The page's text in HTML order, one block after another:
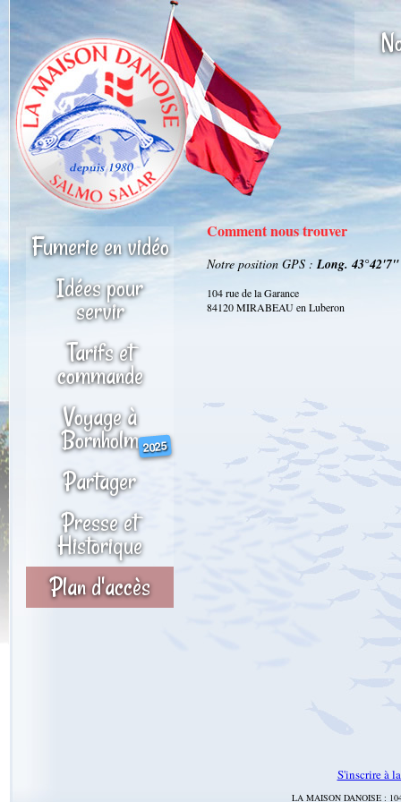
Fumerie en vidéo
Idées pour
servir
Tarifs et
commande
Voyage à
Bornholm 2025
Partager
Presse et
Historique
Plan d'accès
Comment nous trouver
Notre position GPS :Long.
104 rue de la Garance
84120 MIRABEAU en Luberon
S'inscrire à
LA MAISON DANOISE :